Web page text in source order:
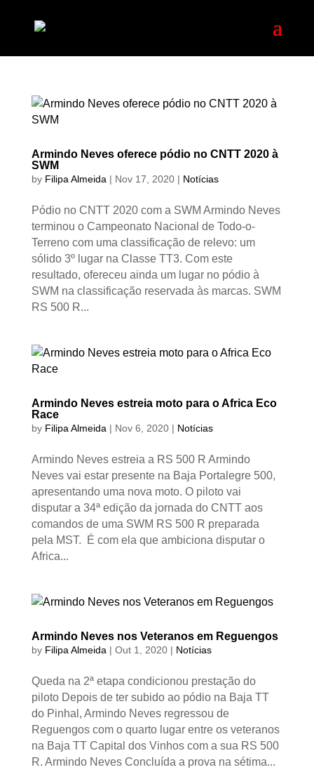
Armindo Neves oferece pódio no CNTT 2020 à
SWM
by Filipa Almeida | Nov 17, 2020| Notícias
Pódio no CNTT 2020 com a SWM Armindo Neves
terminou o Campeonato Nacional de Todo-o-
Terreno com uma classificação de relevo: um
sólido 3º lugar na Classe TT3. Com este
resultado, ofereceu ainda um lugar no pódio à
SWM na classificação reservada às marcas. SWM
RS 500 R...
Armindo Neves estreia moto para o Africa Eco
Race
by Filipa Almeida | Nov 6, 2020| Notícias
Armindo Neves estreia a RS 500 R Armindo
Neves vai estar presente na Baja Portalegre 500,
apresentando uma nova moto. O piloto vai
disputar a 34ª edição da jornada do CNTT aos
comandos de uma SWM RS 500 R preparada
pela MST. É com ela que ambiciona disputar o
Africa...
Armindo Neves nos Veteranos em Reguengos
by Filipa Almeida | Out 1, 2020| Notícias
Queda na 2ª etapa condicionou prestação do
piloto Depois de ter subido ao pódio na Baja TT
do Pinhal, Armindo Neves regressou de
Reguengos com o quarto lugar entre os veteranos
na Baja TT Capital dos Vinhos com a sua RS 500
R. Armindo Neves Concluída a prova na sétima...